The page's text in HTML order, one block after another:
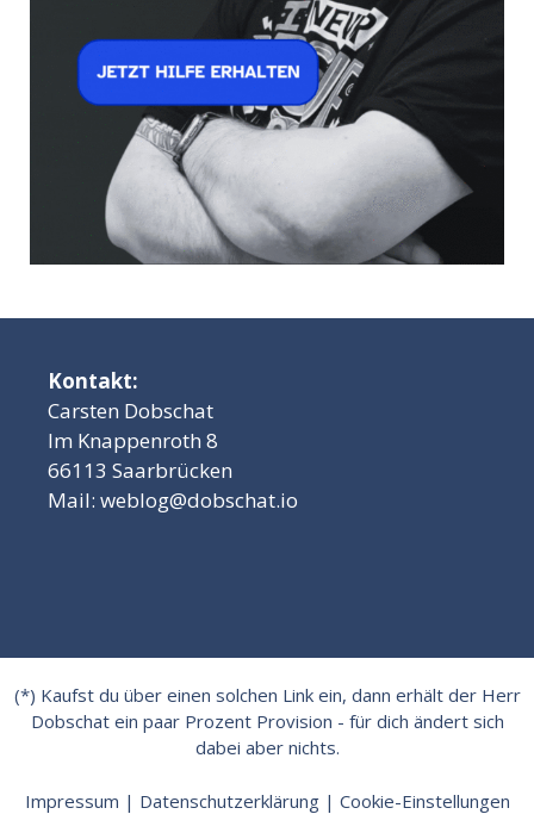
Kontakt:
Carsten Dobschat
Im Knappenroth 8
66113 Saarbrücken
Mail: weblog@dobschat.io
(*) Kaufst du über einen solchen Link ein, dann erhält der Herr
Dobschat ein paar Prozent Provision - für dich ändert sich
dabei aber nichts.
Impressum | Datenschutzerklärung| Cookie-Einstellungen